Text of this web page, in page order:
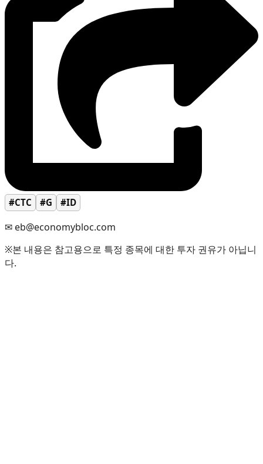
#CTC #G #ID
✉ eb@economybloc.com
※본 내용은 참고용으로 특정 종목에 대한 투자 권유가 아닙니
다.